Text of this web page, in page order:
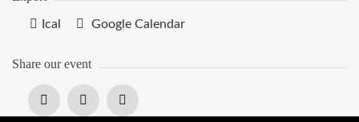
Ical Google Calendar
Share our event